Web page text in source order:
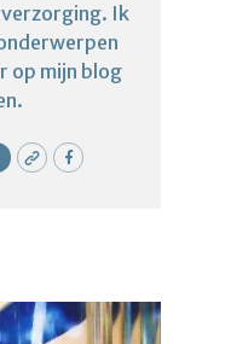
Ik
op mijn blog